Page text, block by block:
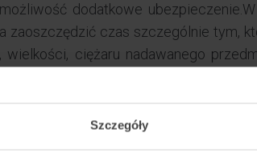
Szczegóły
dodatkowe
zaoszczędzić czas szczególnie tym,
ciężaru nadawanego
towarów samemu, ponieważ w
jej do odbiorcy. Kurier pojawi
się liczne oddziały
granice kraju. Za pośrednictwem